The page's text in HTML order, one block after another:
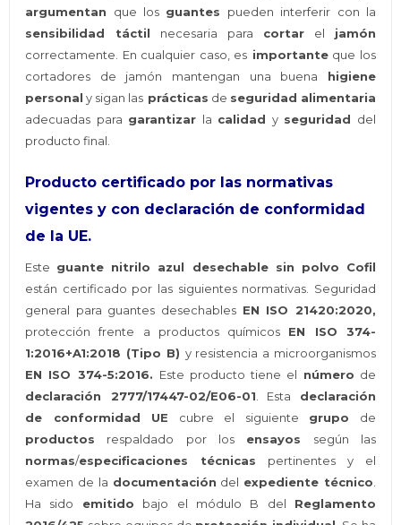
argumentan que los guantes pueden interferir con la
sensibilidad táctil necesaria para cortarel jamón
correctamente. En cualquier caso, es importanteque los
cortadores de jamón mantengan una buena higiene
personal y sigan las prácticas de seguridad alimentaria
adecuadas para garantizar la calidad y seguridad del
producto final.
Producto certificado por las normativas
vigentes y con declaración de conformidad
de la UE.
Este guante nitrilo azul desechable sin polvo Cofil
están certificado por las siguientes normativas. Seguridad
general para guantes desechables EN ISO 21420:2020,
protección frente a productos químicos EN ISO 374-
1:2016+A1:2018 (Tipo B) y resistencia a microorganismos
EN ISO 374-5:2016. Este producto tiene el número de
declaración 2777/17447-02/E06-01. Esta declaración
de conformidad UE cubre el siguiente grupo de
productos respaldado por los ensayos según las
normas/especificaciones técnicas pertinentes y el
examen de la documentación del expediente técnico.
Ha sido emitido bajo el módulo B del Reglamento